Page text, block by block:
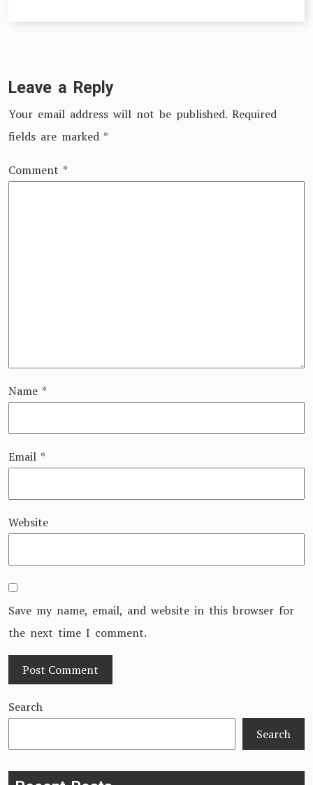
Leave a Reply
Your email address will not be published. Required
fields are marked *
Comment *
Name *
Email *
Website
Save my name, email, and website in this browser for
the next time I comment.
Search
Search